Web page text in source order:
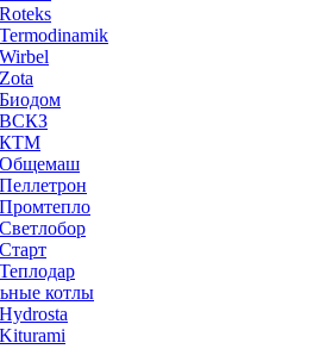
Roteks
Termodinamik
Wirbel
Zota
Биодом
ВСКЗ
КТМ
Общемаш
Пеллетрон
Промтепло
Светлобор
Старт
Теплодар
котлы
Hydrosta
Kiturami